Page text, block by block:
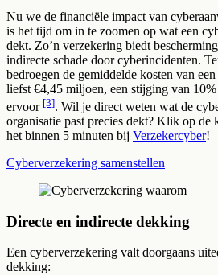
Nu we de financiële impact van
is het tijd om in te zoomen op wat een
dekt. Zo’n verzekering biedt
indirecte schade door cyberincidenten.
bedroegen de gemiddelde kosten van
liefst €4,45 miljoen, een stijging van
ervoor [3]. Wil je direct weten wat de
organisatie past precies dekt? Klik op de
het binnen 5 minuten bij Verzekercyber!
Cyberverzekering samenstellen
Directe en indirecte dekking
Een cyberverzekering valt doorgaans
dekking: